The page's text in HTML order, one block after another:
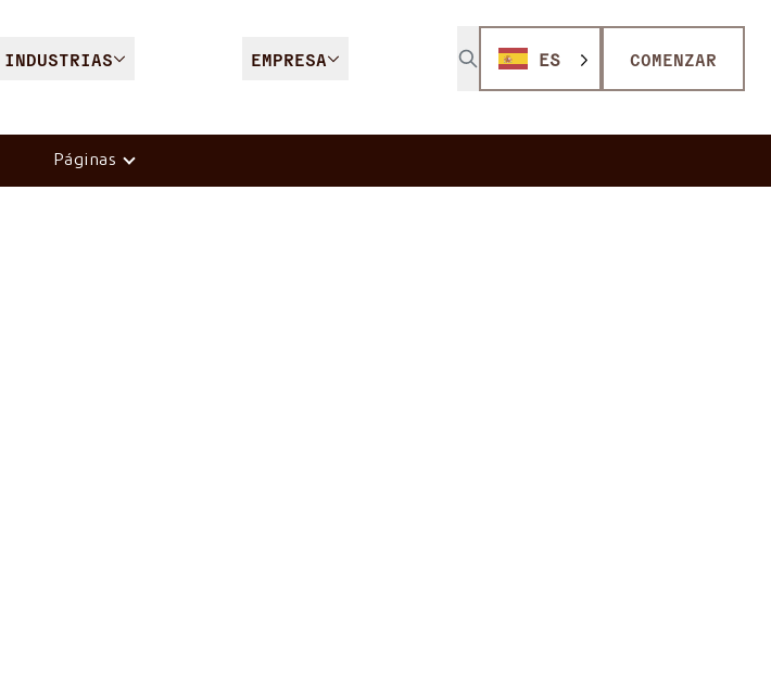
INDUSTRIAS EMPRESA ES COMENZAR
Páginas